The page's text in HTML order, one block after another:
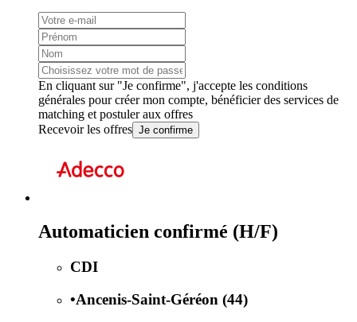
En cliquant sur "Je confirme", j'accepte les conditions
générales pour créer mon compte, bénéficier des services de
matching et postuler aux offres
Recevoir les offres Je confirme
Automaticien confirmé (H/F)
CDI
•Ancenis-Saint-Géréon (44)